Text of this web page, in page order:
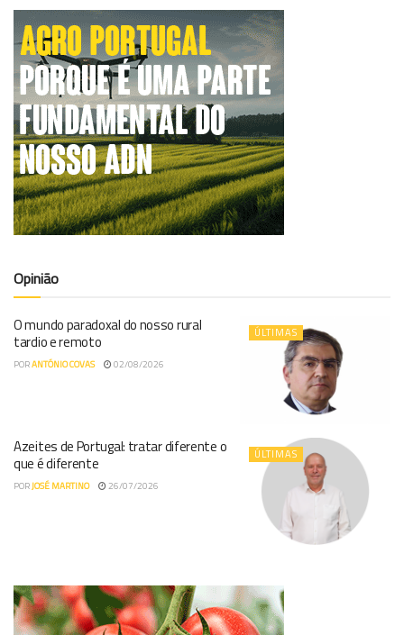
Opinião
ÚLTIMAS
O mundo paradoxal do nosso rural
tardio e remoto
PORANTÓNIO COVAS 02/08/2026
ÚLTIMAS
Azeites de Portugal: tratar diferente o
que é diferente
PORJOSÉ MARTINO 26/07/2026